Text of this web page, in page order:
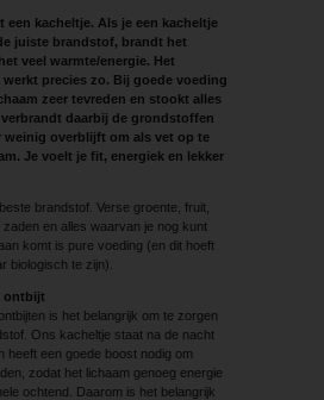
een kacheltje. Als je een ­kacheltje
juiste brandstof, brandt het
veel warmte/energie. Het
precies zo. Bij goede voeding
zeer tevreden en stookt alles
daarbij de grondstoffen
weinig overblijft om als vet op te
Je voelt je fit, energiek en ­lekker
brandstof. Verse groente, fruit,
en alles waarvan je nog kunt
komt is pure voeding (en dit hoeft
biologisch te zijn).
ontbijt
is het belangrijk om te zorgen
Ons kacheltje staat na de nacht
heeft een goede boost nodig om
zodat het lichaam genoeg energie
ochtend. Daarom is het belangrijk